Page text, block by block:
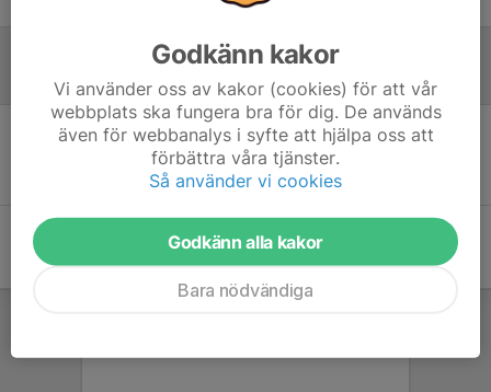
Referat
Inget referat skrivet
Godkänn kakor
Vi använder oss av kakor (cookies) för att vår
webbplats ska fungera bra för dig. De används
även för webbanalys i syfte att hjälpa oss att
förbättra våra tjänster.
Så använder vi cookies
Godkänn alla kakor
Bara nödvändiga